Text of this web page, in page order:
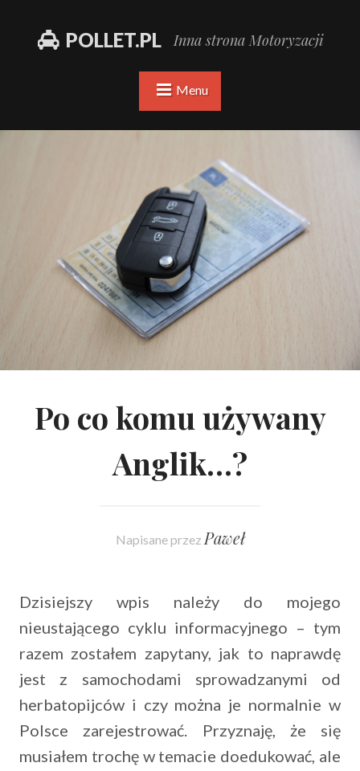
POLLET.PL Inna strona Motoryzacji
Menu
Po co komu używany
Anglik…?
Napisane przez Paweł
Dzisiejszy wpis należy do mojego
nieustającego cyklu informacyjnego – tym
razem zostałem zapytany, jak to naprawdę
jest z samochodami sprowadzanymi od
herbatopijców i czy można je normalnie w
Polsce zarejestrować. Przyznaję, że się
musiałem trochę w temacie doedukować, ale